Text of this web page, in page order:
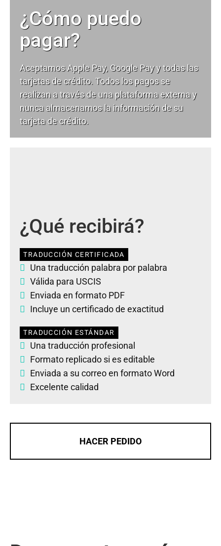
¿Cómo puedo
pagar?
Aceptamos Apple Pay, Google Pay y todas las
tarjetas de crédito. Todos los pagos se
realizan a través de una plataforma externa y
nunca almacenamos la información de su
tarjeta de crédito.
¿Qué recibirá?
TRADUCCIÓN CERTIFICADA
Una traducción palabra por palabra
Válida para USCIS
Enviada en formato PDF
Incluye un certificado de exactitud
TRADUCCIÓN ESTÁNDAR
Una traducción profesional
Formato replicado si es editable
Enviada a su correo en formato Word
Excelente calidad
HACER PEDIDO